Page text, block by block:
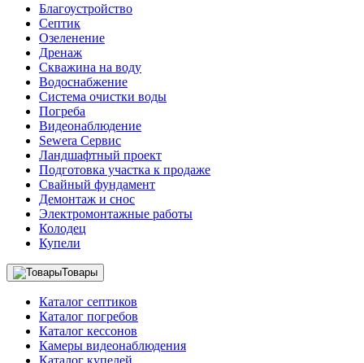
Благоустройство
Септик
Озеленение
Дренаж
Скважина на воду
Водоснабжение
Система очистки воды
Погреба
Видеонаблюдение
Sewera Сервис
Ландшафтный проект
Подготовка участка к продаже
Свайный фундамент
Демонтаж и снос
Электромонтажные работы
Колодец
Купели
Товары
Каталог септиков
Каталог погребов
Каталог кессонов
Камеры видеонаблюдения
Каталог купелей